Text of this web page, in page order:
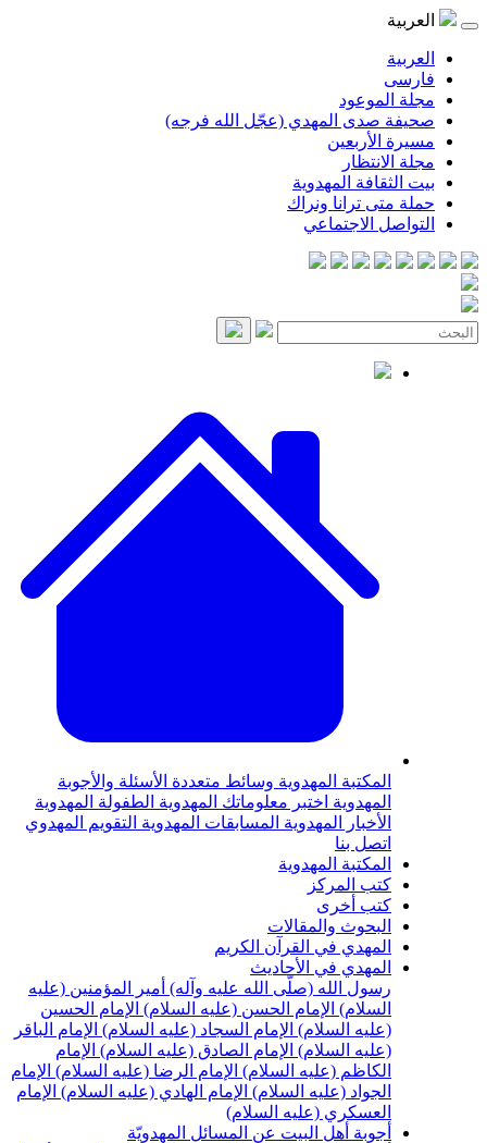
المهدي (عجّل الله فرجه)
المهدوية
ترانا ونراك
الاجتماعي
المهدويةوسائط متعددةالأسئلة والأجوبة
اختبر معلوماتك المهدويةالطفولة المهدوية
المهدويةالمسابقات المهدويةالتقويم المهدوي
المهدوية
والمقالات
في القرآن الكريم
في الأحاديث
الله (صلّى الله عليه وآله) أمير المؤمنين (عليه
الإمام الحسن (عليه السلام) الإمام الحسين
الإمام السجاد (عليه السلام) الإمام الباقر
الإمام الصادق (عليه السلام) الإمام
(عليه السلام) الإمام الرضا (عليه السلام) الإمام
(عليه السلام) الإمام الهادي (عليه السلام) الإمام
(عليه السلام)
أهل البيت عن المسائل المهدويّة